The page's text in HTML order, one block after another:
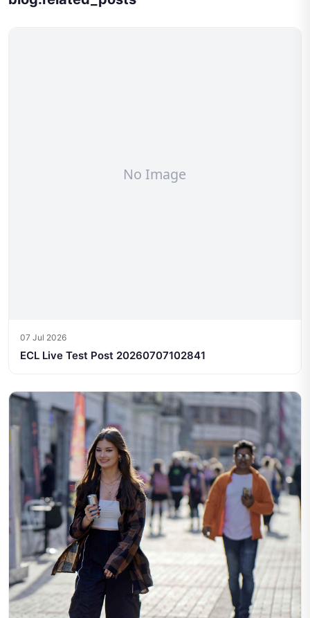
07 Jul 2026
ECL Live Test Post 20260707102841